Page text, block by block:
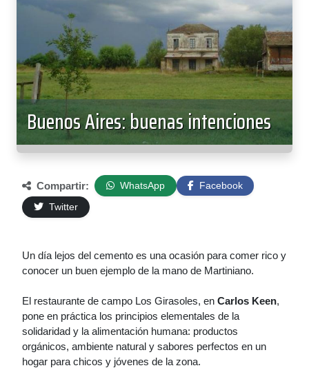
Buenos Aires: buenas intenciones
Compartir: WhatsApp
Facebook
Twitter
Un día lejos del cemento es una ocasión para comer rico y
conocer un buen ejemplo de la mano de Martiniano.
El restaurante de campo Los Girasoles, en Carlos Keen,
pone en práctica los principios elementales de la
solidaridad y la alimentación humana: productos
orgánicos, ambiente natural y sabores perfectos en un
hogar para chicos y jóvenes de la zona.